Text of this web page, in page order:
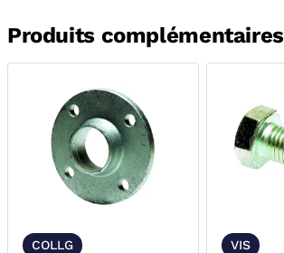
Produits complémentaires
COLLG VIS